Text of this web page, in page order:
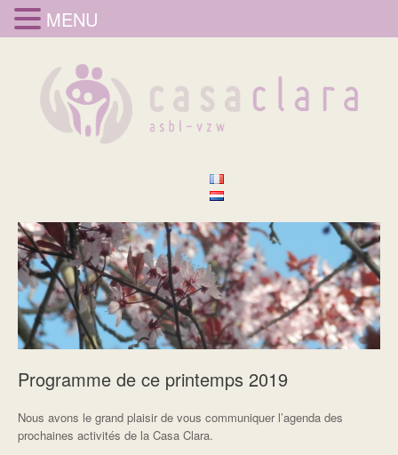
Programme de ce printemps 2019
Nous avons le grand plaisir de vous communiquer l’agenda des
prochaines activités de la Casa Clara.
MENU